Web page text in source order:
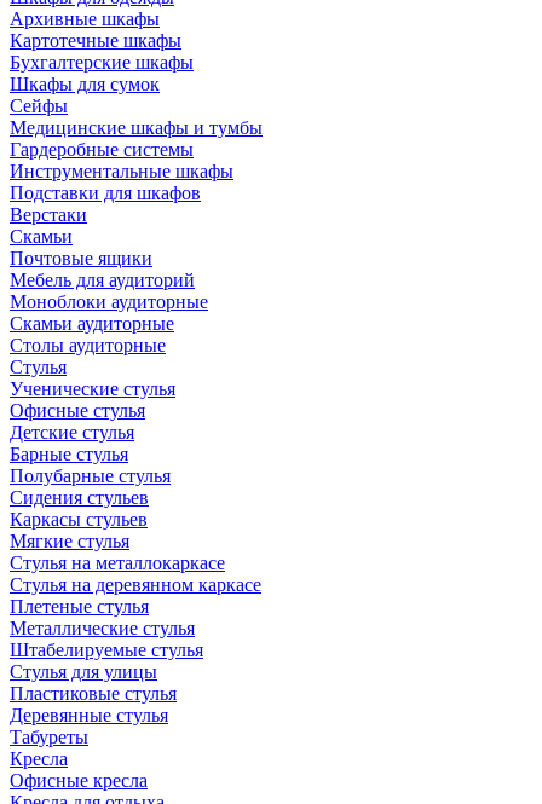
Архивные шкафы
Картотечные шкафы
Бухгалтерские шкафы
Шкафы для сумок
Сейфы
Медицинские шкафы и тумбы
Гардеробные системы
Инструментальные шкафы
Подставки для шкафов
Верстаки
Скамьи
Почтовые ящики
Мебель для аудиторий
Моноблоки аудиторные
Скамьи аудиторные
Столы аудиторные
Стулья
Ученические стулья
Офисные стулья
Детские стулья
Барные стулья
Полубарные стулья
Сидения стульев
Каркасы стульев
Мягкие стулья
Стулья на металлокаркасе
Стулья на деревянном каркасе
Плетеные стулья
Металлические стулья
Штабелируемые стулья
Стулья для улицы
Пластиковые стулья
Деревянные стулья
Табуреты
Кресла
Офисные кресла